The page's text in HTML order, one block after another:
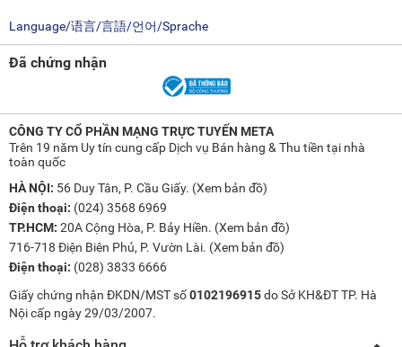
Language/语言/言語/언어/Sprache
Đã chứng nhận
CÔNG TY CỔ PHẦN MẠNG TRỰC TUYẾN META
Trên 19 năm Uy tín cung cấp Dịch vụ Bán hàng & Thu tiền tại nhà
toàn quốc
HÀ NỘI: 56 Duy Tân, P. Cầu Giấy. (Xem bản đồ)
Điện thoại: (024) 3568 6969
TP.HCM: 20A Cộng Hòa, P. Bảy Hiền. (Xem bản đồ)
716-718 Điện Biên Phủ, P. Vườn Lài. (Xem bản đồ)
Điện thoại: (028) 3833 6666
Giấy chứng nhận ĐKDN/MST số0102196915do Sở KH&ĐT TP. Hà
Nội cấp ngày 29/03/2007.